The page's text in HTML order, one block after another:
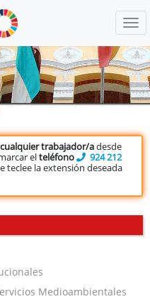
trabajador/adesde
elteléfono
924 212
la extensión deseada
Medioambientales